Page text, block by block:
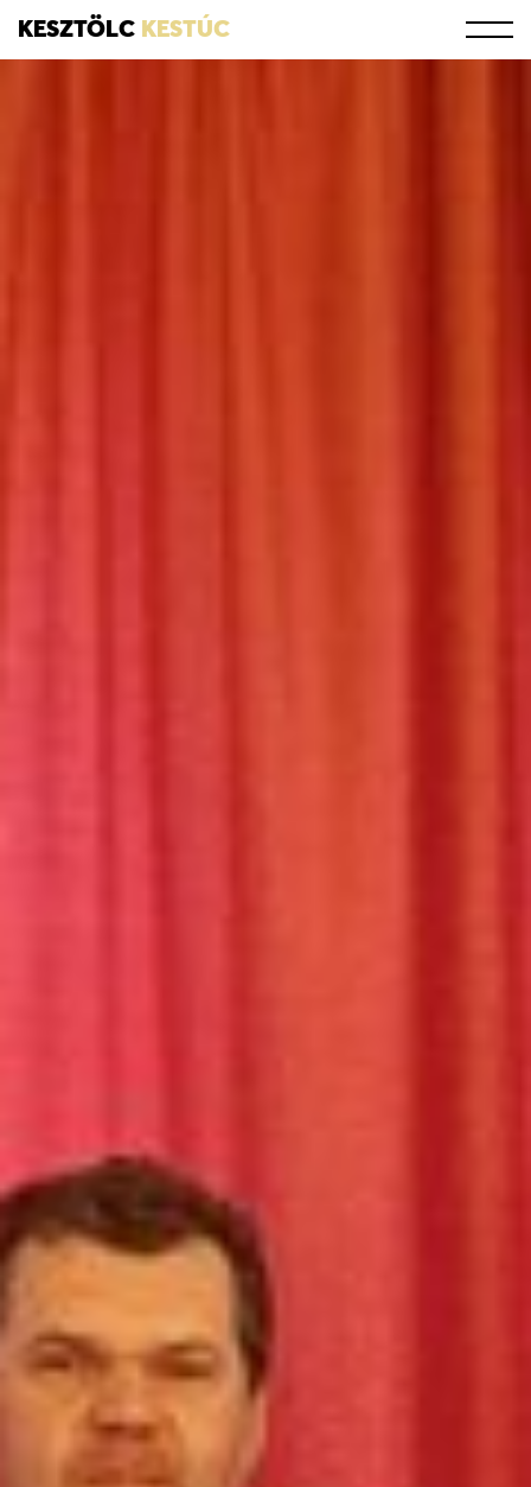
KESZTÖLC KESTÚC